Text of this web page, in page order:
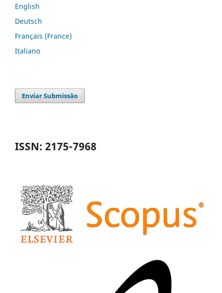
English
Deutsch
Français (France)
Italiano
Enviar Submissão
ISSN: 2175-7968